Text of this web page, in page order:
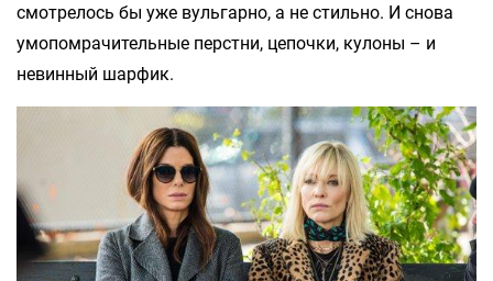
смотрелось бы уже вульгарно, а не стильно. И снова
умопомрачительные перстни, цепочки, кулоны – и
невинный шарфик.